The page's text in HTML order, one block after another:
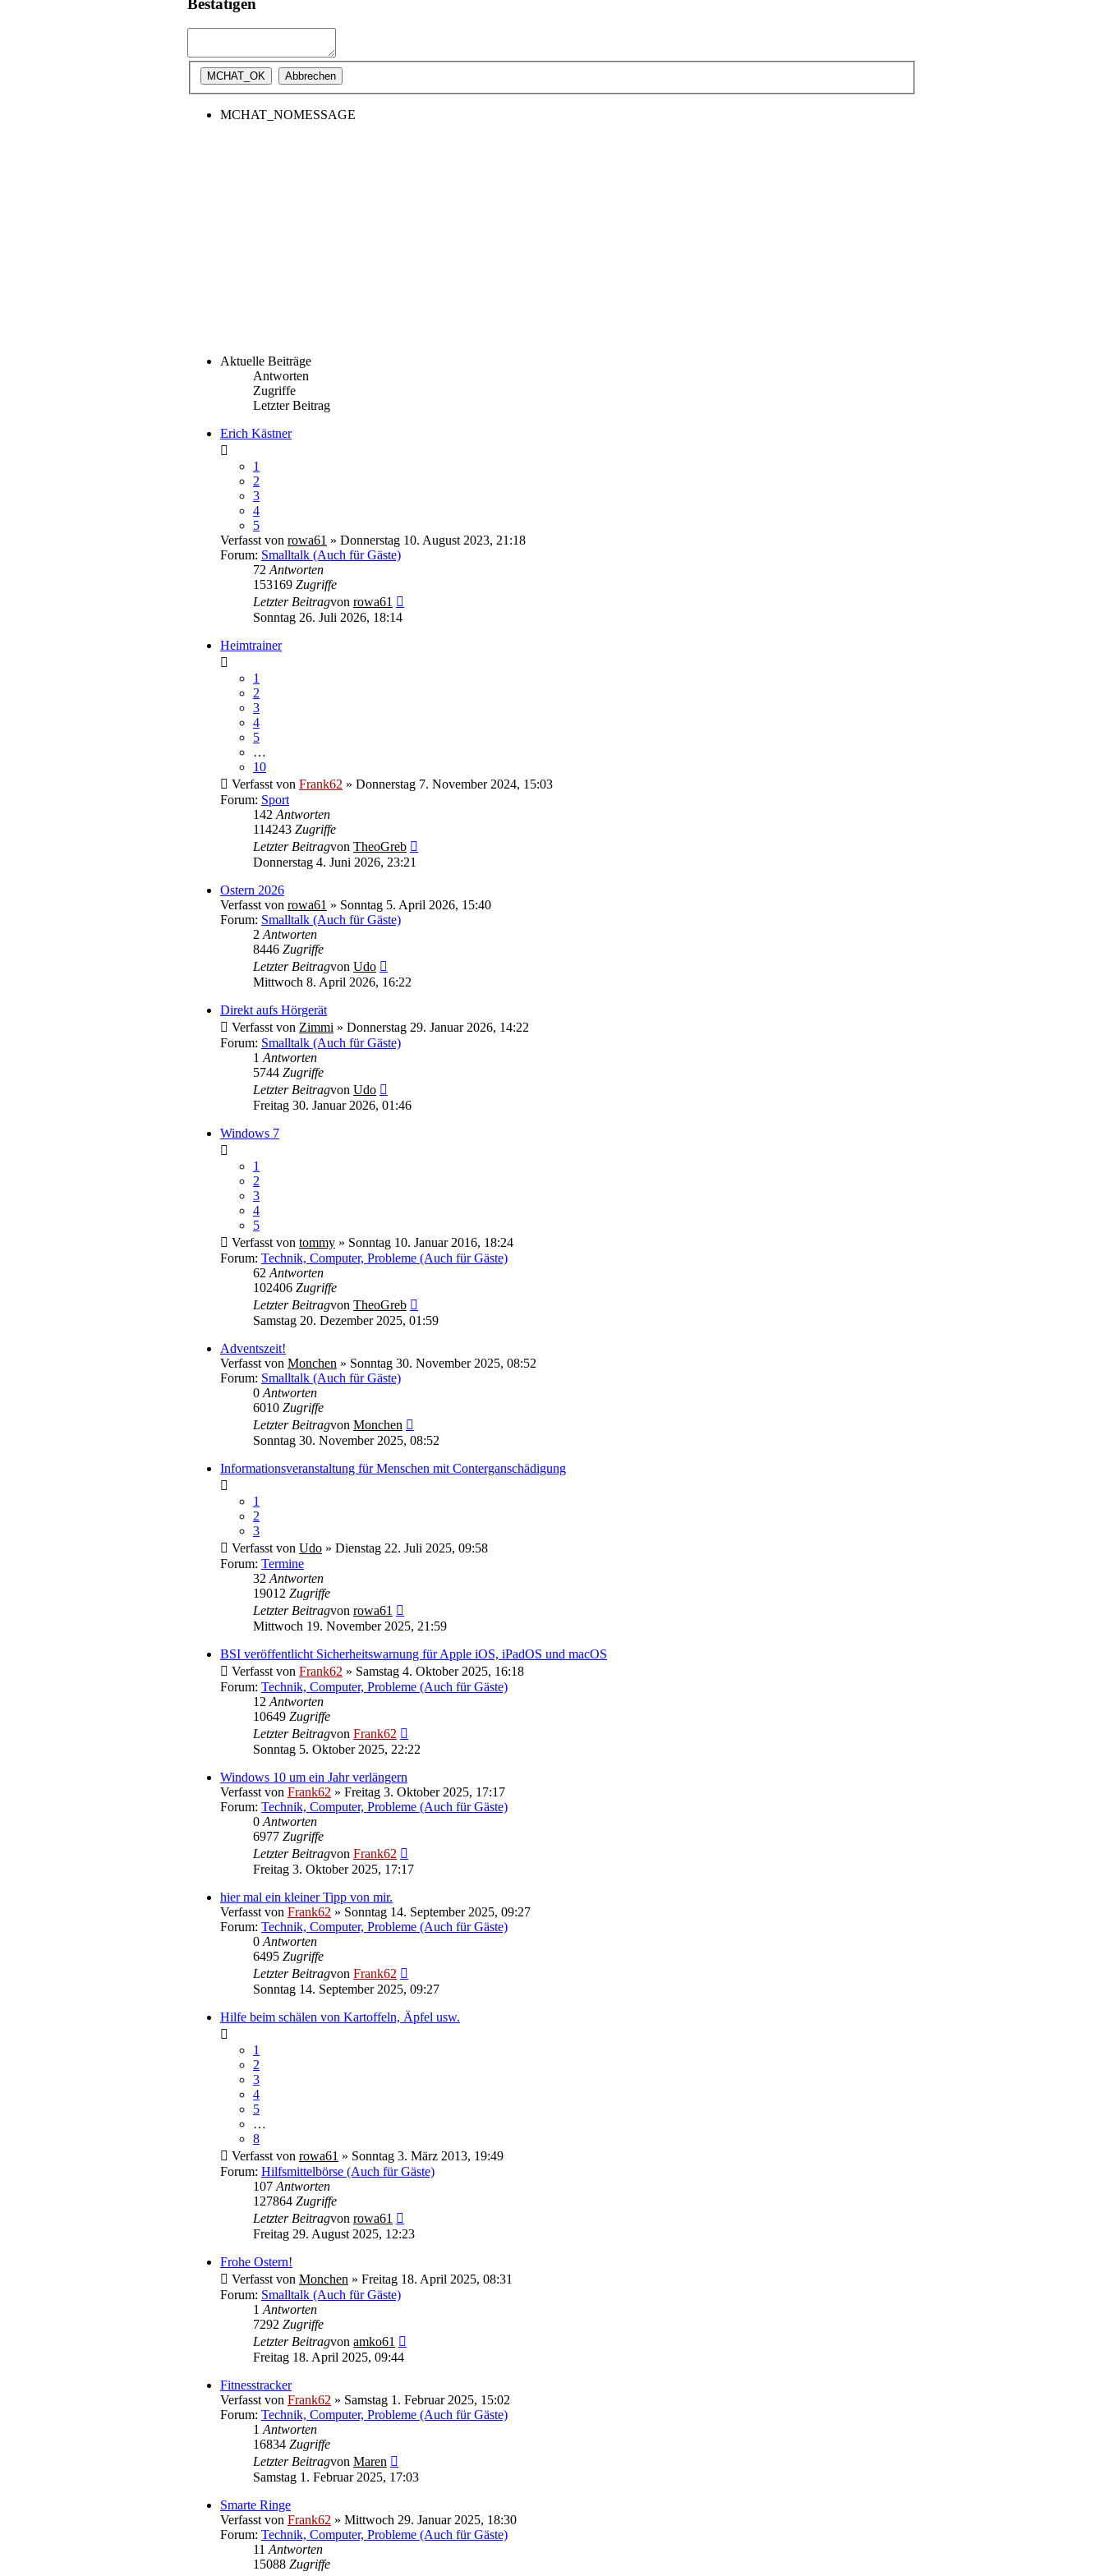
MCHAT_NOMESSAGE
Aktuelle Beiträge
Antworten
Zugriffe
Letzter Beitrag
Erich Kästner
1
2
3
4
5
Verfasst von rowa61 » Donnerstag 10. August 2023, 21:18
Forum: Smalltalk (Auch für Gäste)
72 Antworten
153169 Zugriffe
Letzter Beitragvon rowa61
Sonntag 26. Juli 2026, 18:14
Heimtrainer
1
2
3
4
5
…
10
Verfasst von Frank62 » Donnerstag 7. November 2024, 15:03
Forum: Sport
142 Antworten
114243 Zugriffe
Letzter Beitragvon TheoGreb
Donnerstag 4. Juni 2026, 23:21
Ostern 2026
Verfasst von rowa61 » Sonntag 5. April 2026, 15:40
Forum: Smalltalk (Auch für Gäste)
2 Antworten
8446 Zugriffe
Letzter Beitragvon Udo
Beitrag
Mittwoch 8. April 2026, 16:22
Direkt aufs Hörgerät
Verfasst von Zimmi » Donnerstag 29. Januar 2026, 14:22
Forum: Smalltalk (Auch für Gäste)
1 Antworten
5744 Zugriffe
Letzter Beitragvon Udo
Beitrag
Freitag 30. Januar 2026, 01:46
Windows 7
1
2
3
4
5
Verfasst von tommy » Sonntag 10. Januar 2016, 18:24
Forum: Technik, Computer, Probleme (Auch für Gäste)
62 Antworten
102406 Zugriffe
Letzter Beitragvon TheoGreb
Beitrag
Samstag 20. Dezember 2025, 01:59
Adventszeit!
Verfasst von Monchen » Sonntag 30. November 2025, 08:52
Forum: Smalltalk (Auch für Gäste)
0 Antworten
6010 Zugriffe
Letzter Beitragvon Monchen
Beitrag
Sonntag 30. November 2025, 08:52
Informationsveranstaltung für Menschen mit Conterganschädigung
1
2
3
Verfasst von Udo » Dienstag 22. Juli 2025, 09:58
Forum: Termine
32 Antworten
19012 Zugriffe
Letzter Beitragvon rowa61
Beitrag
Mittwoch 19. November 2025, 21:59
BSI veröffentlicht Sicherheitswarnung für Apple iOS, iPadOS und macOS
Verfasst von Frank62 » Samstag 4. Oktober 2025, 16:18
Forum: Technik, Computer, Probleme (Auch für Gäste)
12 Antworten
10649 Zugriffe
Letzter Beitragvon Frank62
Beitrag
Sonntag 5. Oktober 2025, 22:22
Windows 10 um ein Jahr verlängern
Verfasst von Frank62 » Freitag 3. Oktober 2025, 17:17
Forum: Technik, Computer, Probleme (Auch für Gäste)
0 Antworten
6977 Zugriffe
Letzter Beitragvon Frank62
Beitrag
Freitag 3. Oktober 2025, 17:17
hier mal ein kleiner Tipp von mir.
Verfasst von Frank62 » Sonntag 14. September 2025, 09:27
Forum: Technik, Computer, Probleme (Auch für Gäste)
0 Antworten
6495 Zugriffe
Letzter Beitragvon Frank62
Beitrag
Sonntag 14. September 2025, 09:27
Hilfe beim schälen von Kartoffeln, Äpfel usw.
1
2
3
4
5
…
8
Verfasst von rowa61 » Sonntag 3. März 2013, 19:49
Forum: Hilfsmittelbörse (Auch für Gäste)
107 Antworten
127864 Zugriffe
Letzter Beitragvon rowa61
Beitrag
Freitag 29. August 2025, 12:23
Frohe Ostern!
Verfasst von Monchen » Freitag 18. April 2025, 08:31
Forum: Smalltalk (Auch für Gäste)
1 Antworten
7292 Zugriffe
Letzter Beitragvon amko61
Freitag 18. April 2025, 09:44
Fitnesstracker
Verfasst von Frank62 » Samstag 1. Februar 2025, 15:02
Forum: Technik, Computer, Probleme (Auch für Gäste)
1 Antworten
16834 Zugriffe
Letzter Beitragvon Maren
Beitrag
Samstag 1. Februar 2025, 17:03
Smarte Ringe
Verfasst von Frank62 » Mittwoch 29. Januar 2025, 18:30
Forum: Technik, Computer, Probleme (Auch für Gäste)
11 Antworten
15088 Zugriffe